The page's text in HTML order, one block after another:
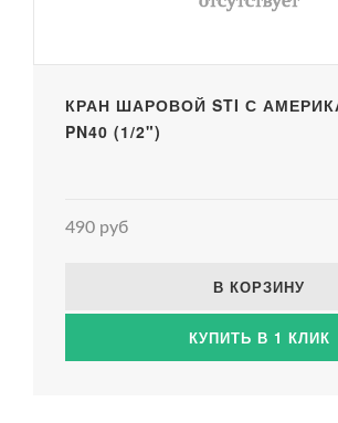
КРАН ШАРОВОЙ STI С
PN40 (1/2")
490 руб
В КОРЗИНУ
КУПИТЬ В 1 КЛИК